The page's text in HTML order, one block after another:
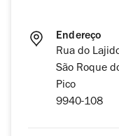
Endereço
Rua do
São Roque
Pico
9940-108